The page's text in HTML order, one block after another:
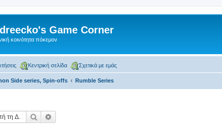
Game Corner
κοινότητα πόκεμον
Κεντρική σελίδα Σχετικά με εμάς
Side series, Spin-offs Rumble Series
Αναζήτηση